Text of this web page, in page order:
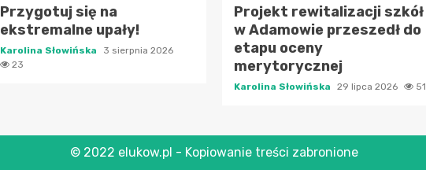
Przygotuj się na
ekstremalne upały!
Karolina Słowińska
3 sierpnia 2026
23
Projekt rewitalizacji szkół
w Adamowie przeszedł do
etapu oceny
merytorycznej
Karolina Słowińska 29 lipca 2026 51
© 2022 elukow.pl - Kopiowanie treści zabronione